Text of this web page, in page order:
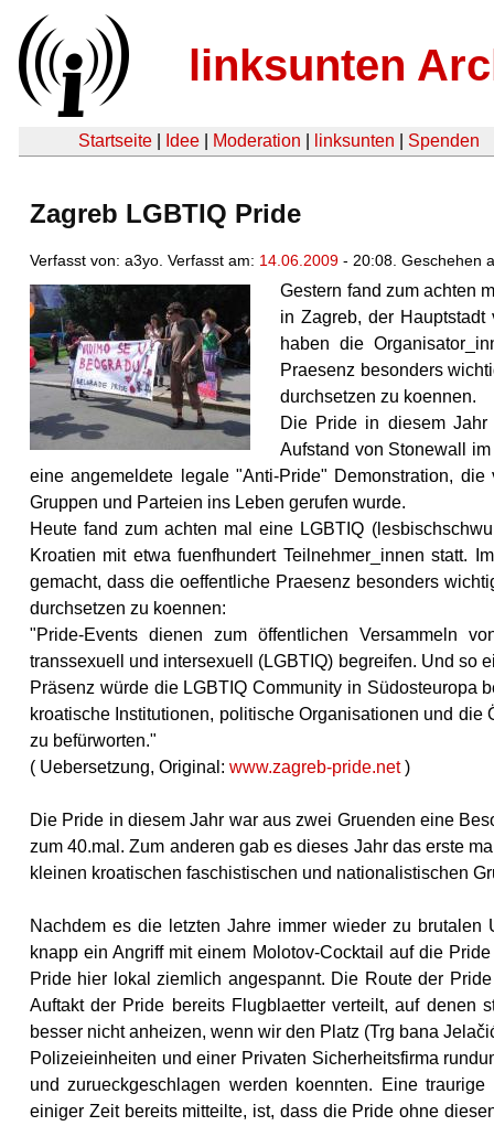
linksunten
Startseite Idee Moderation linksunten Spenden
Zagreb LGBTIQ Pride
Verfasst von: a3yo. Verfasst am: 14.06.2009 - 20:08. Geschehen
Gestern fand zum achten
in Zagreb, der Hauptstadt
haben die
Praesenz besonders
durchsetzen zu koennen.
Die Pride in diesem
Aufstand von Stonewall
eine angemeldete legale "Anti-Pride" Demonstration,
Gruppen und Parteien ins Leben gerufen wurde.
Heute fand zum achten mal eine LGBTIQ
Kroatien mit etwa fuenfhundert Teilnehmer_innen statt.
gemacht, dass die oeffentliche Praesenz besonders
durchsetzen zu koennen:
"Pride-Events dienen zum öffentlichen Versammeln
transsexuell und intersexuell (LGBTIQ) begreifen. Und so
Präsenz würde die LGBTIQ Community in Südosteuropa
kroatische Institutionen, politische Organisationen und
zu befürworten."
( Uebersetzung, Original: www.zagreb-pride.net)
Die Pride in diesem Jahr war aus zwei Gruenden eine
zum 40.mal. Zum anderen gab es dieses Jahr das erste
kleinen kroatischen faschistischen und nationalistischen
Nachdem es die letzten Jahre immer wieder zu
knapp ein Angriff mit einem Molotov-Cocktail auf die
Pride hier lokal ziemlich angespannt. Die Route der
Auftakt der Pride bereits Flugblaetter verteilt, auf denen
besser nicht anheizen, wenn wir den Platz (Trg bana
Polizeieinheiten und einer Privaten Sicherheitsfirma
und zurueckgeschlagen werden koennten. Eine
einiger Zeit bereits mitteilte, ist, dass die Pride ohne